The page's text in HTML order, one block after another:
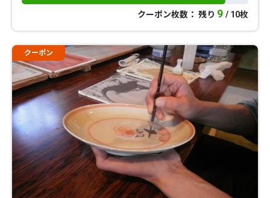
クーポン枚数： 残り 9 / 10枚
クーポン